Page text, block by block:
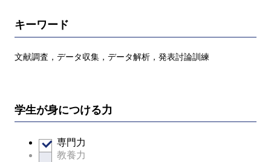
キーワード
文献調査，データ収集，データ解析，発表討論訓練
学生が身につける力
専門力
教養力